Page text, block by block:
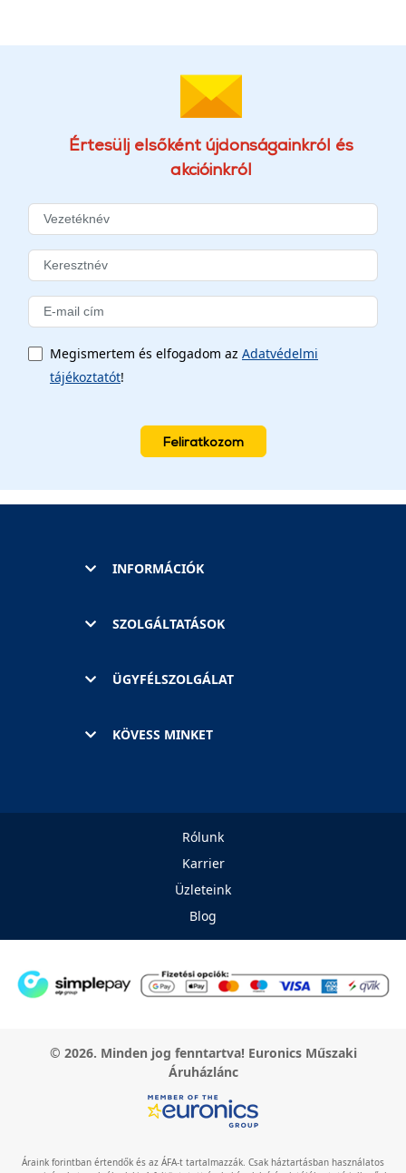
Értesülj elsőként újdonságainkról és
akcióinkról
Megismertem és elfogadom az Adatvédelmi
tájékoztatót!
Feliratkozom
INFORMÁCIÓK
SZOLGÁLTATÁSOK
ÜGYFÉLSZOLGÁLAT
KÖVESS MINKET
Rólunk
Karrier
Üzleteink
Blog
© 2026. Minden jog fenntartva! Euronics Műszaki
Áruházlánc
Áraink forintban értendők és az ÁFA-t tartalmazzák. Csak háztartásban használatos